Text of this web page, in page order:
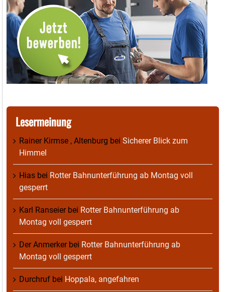
Lesermeinung
Rainer Kirmse , Altenburg bei Sicherer Blick zum
Himmel
Hias bei Rotter Bahnunterführung ab Montag voll
gesperrt
Karl Ranseierbei Rotter Bahnunterführung ab
Montag voll gesperrt
Der Anmerkerbei Rotter Bahnunterführung ab
Montag voll gesperrt
Durchruf bei Hoppala, angefahren